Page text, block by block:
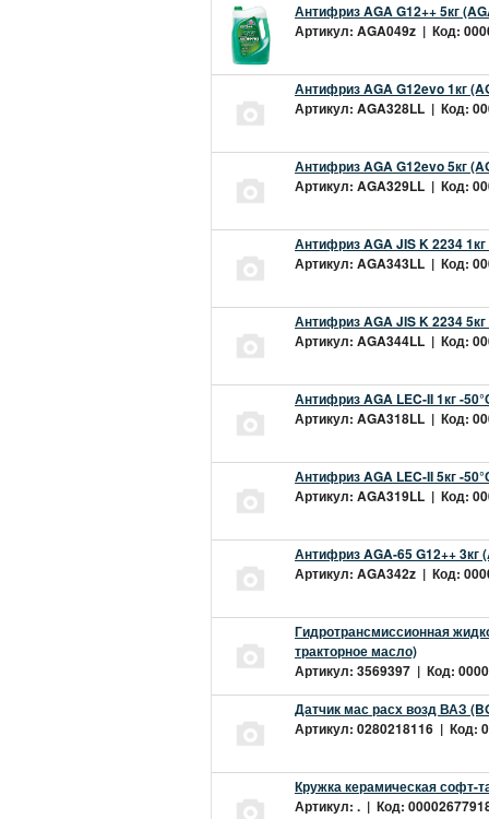
Антифриз AGA G12++ 5кг
Артикул: AGA049z | Код:
Антифриз AGA G12evo 1кг
Артикул: AGA328LL | Код:
Антифриз AGA G12evo 5кг
Артикул: AGA329LL | Код:
Антифриз AGA JIS K 2234
Артикул: AGA343LL | Код:
Антифриз AGA JIS K 2234
Артикул: AGA344LL | Код:
Антифриз AGA LEC-II 1кг -
Артикул: AGA318LL | Код:
Антифриз AGA LEC-II 5кг -
Артикул: AGA319LL | Код:
Антифриз AGA-65 G12++ 3кг
Артикул: AGA342z | Код:
Гидротрансмиссионная
тракторное масло)
Артикул: 3569397 | Код:
Датчик мас расх возд ВАЗ
Артикул: 0280218116 | Код:
Кружка керамическая софт-
Артикул: . | Код: